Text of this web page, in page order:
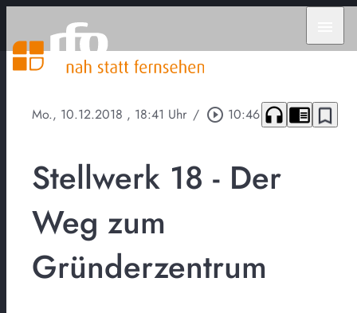
Mo., 10.12.2018 , 18:41 Uhr / play_circle_outline 10:46 headphones chrome_reader_mode bookmark_border
Stellwerk 18 - Der
Weg zum
Gründerzentrum